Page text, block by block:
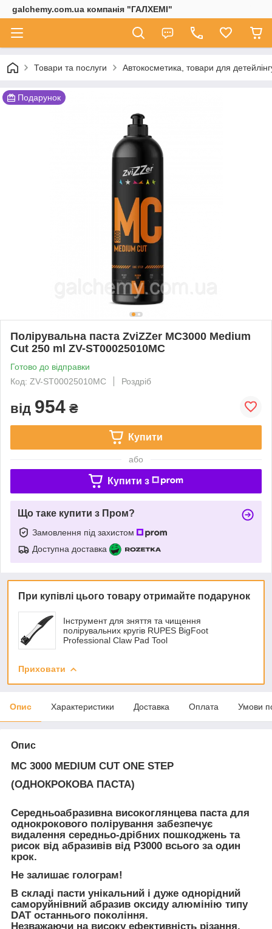
galchemy.com.ua компанія "ГАЛХЕМІ"
Товари та послуги Автокосметика, товари для
Подарунок
Полірувальна паста ZviZZer MC3000 Medium
Cut 250 ml ZV-ST00025010MC
Готово до відправки
Код: ZV-ST00025010MC
Роздріб
від 954 ₴
Купити
або
Купити з
Що таке купити з Пром?
Замовлення під захистом
Доступна доставка
При купівлі цього товару отримайте подарунок
Інструмент для зняття та чищення
полірувальних кругів RUPES BigFoot
Professional Claw Pad Tool
Приховати
Опис Характеристики Доставка Оплата Умови
Опис
MC 3000 MEDIUM CUT ONE STEP
(ОДНОКРОКОВА ПАСТА)
Середньоабразивна високоглянцева паста для
однокрокового полірування забезпечує
видалення середньо-дрібних пошкоджень та
рисок від абразивів від Р3000 всього за один
крок.
Не залишає голограм!
В складі пасти унікальний і дуже однорідний
саморуйнівний абразив оксиду алюмінію типу
DAT останнього покоління.
Незважаючи на високу ефективність різання,